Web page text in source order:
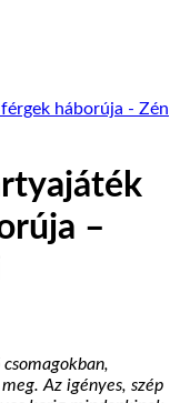
–
Az igényes, szép